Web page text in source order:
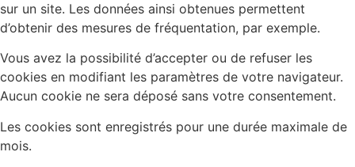
sur un site. Les données ainsi obtenues permettent
d’obtenir des mesures de fréquentation, par exemple.
Vous avez la possibilité d’accepter ou de refuser les
cookies en modifiant les paramètres de votre navigateur.
Aucun cookie ne sera déposé sans votre consentement.
Les cookies sont enregistrés pour une durée maximale de
mois.